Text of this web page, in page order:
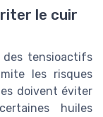
le cuir
tensioactifs
les risques
doivent éviter
huiles